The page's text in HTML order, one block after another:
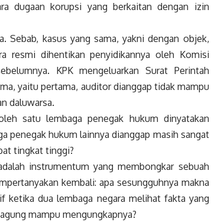
dugaan korupsi yang berkaitan dengan izin
Sebab, kasus yang sama, yakni dengan objek,
resmi dihentikan penyidikannya oleh Komisi
KPK mengeluarkan Surat Perintah
yaitu pertama, auditor dianggap tidak mampu
daluwarsa.
satu lembaga penegak hukum dinyatakan
penegak hukum lainnya dianggap masih sangat
tingkat tinggi?
instrumentum yang membongkar sebuah
kembali: apa sesungguhnya makna
ketika dua lembaga negara melihat fakta yang
mampu mengungkapnya?